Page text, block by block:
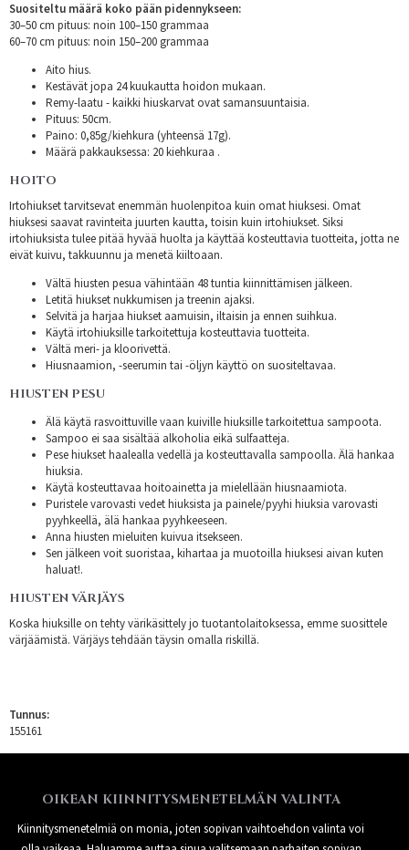
Suositeltu määrä koko pään pidennykseen:
30–50 cm pituus: noin 100–150 grammaa
60–70 cm pituus: noin 150–200 grammaa
Aito hius.
Kestävät jopa 24 kuukautta hoidon mukaan.
Remy-laatu - kaikki hiuskarvat ovat samansuuntaisia.
Pituus: 50cm.
Paino: 0,85g/kiehkura (yhteensä 17g).
Määrä pakkauksessa: 20 kiehkuraa .
HOITO
Irtohiukset tarvitsevat enemmän huolenpitoa kuin omat hiuksesi. Omat
hiuksesi saavat ravinteita juurten kautta, toisin kuin irtohiukset. Siksi
irtohiuksista tulee pitää hyvää huolta ja käyttää kosteuttavia tuotteita, jotta ne
eivät kuivu, takkuunnu ja menetä kiiltoaan.
Vältä hiusten pesua vähintään 48 tuntia kiinnittämisen jälkeen.
Letitä hiukset nukkumisen ja treenin ajaksi.
Selvitä ja harjaa hiukset aamuisin, iltaisin ja ennen suihkua.
Käytä irtohiuksille tarkoitettuja kosteuttavia tuotteita.
Vältä meri- ja kloorivettä.
Hiusnaamion, -seerumin tai -öljyn käyttö on suositeltavaa.
HIUSTEN PESU
Älä käytä rasvoittuville vaan kuiville hiuksille tarkoitettua sampoota.
Sampoo ei saa sisältää alkoholia eikä sulfaatteja.
Pese hiukset haalealla vedellä ja kosteuttavalla sampoolla. Älä hankaa
hiuksia.
Käytä kosteuttavaa hoitoainetta ja mielellään hiusnaamiota.
Puristele varovasti vedet hiuksista ja painele/pyyhi hiuksia varovasti
pyyhkeellä, älä hankaa pyyhkeeseen.
Anna hiusten mieluiten kuivua itsekseen.
Sen jälkeen voit suoristaa, kihartaa ja muotoilla hiuksesi aivan kuten
haluat!.
HIUSTEN VÄRJÄYS
Koska hiuksille on tehty värikäsittely jo tuotantolaitoksessa, emme suosittele
värjäämistä. Värjäys tehdään täysin omalla riskillä.
Tunnus:
155161
OIKEAN KIINNITYSMENETELMÄN VALINTA
Kiinnitysmenetelmiä on monia, joten sopivan vaihtoehdon valinta voi